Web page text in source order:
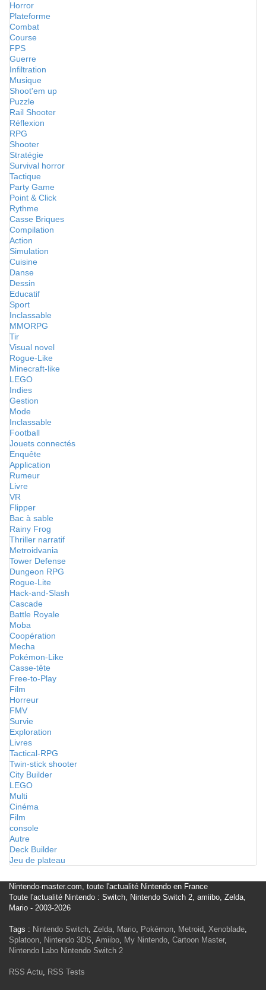
Horror
Plateforme
Combat
Course
FPS
Guerre
Infiltration
Musique
Shoot'em up
Puzzle
Rail Shooter
Réflexion
RPG
Shooter
Stratégie
Survival horror
Tactique
Party Game
Point & Click
Rythme
Casse Briques
Compilation
Action
Simulation
Cuisine
Danse
Dessin
Educatif
Sport
Inclassable
MMORPG
Tir
Visual novel
Rogue-Like
Minecraft-like
LEGO
Indies
Gestion
Mode
Inclassable
Football
Jouets connectés
Enquête
Application
Rumeur
Livre
VR
Flipper
Bac à sable
Rainy Frog
Thriller narratif
Metroidvania
Tower Defense
Dungeon RPG
Rogue-Lite
Hack-and-Slash
Cascade
Battle Royale
Moba
Coopération
Mecha
Pokémon-Like
Casse-tête
Free-to-Play
Film
Horreur
FMV
Survie
Exploration
Livres
Tactical-RPG
Twin-stick shooter
City Builder
LEGO
Multi
Cinéma
Film
console
Autre
Deck Builder
Jeu de plateau
Nintendo-master.com, toute l'actualité Nintendo en France
Toute l'actualité Nintendo : Switch, Nintendo Switch 2, amiibo, Zelda,
Mario - 2003-2026
Tags : Nintendo Switch, Zelda, Mario, Pokémon, Metroid, Xenoblade,
Splatoon, Nintendo 3DS, Amiibo, My Nintendo, Cartoon Master,
Nintendo Labo Nintendo Switch 2
RSS Actu, RSS Tests